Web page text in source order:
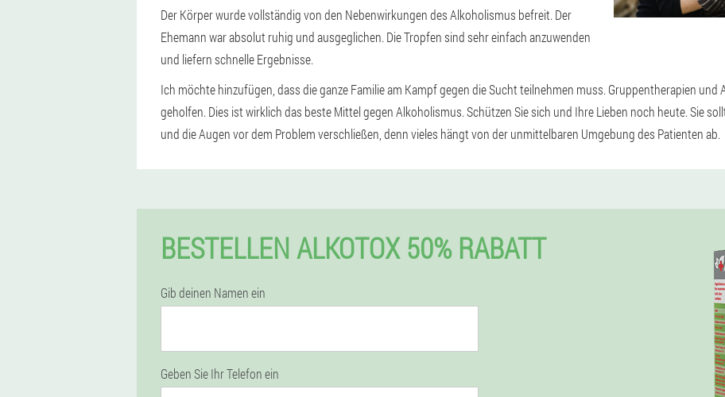
Der Körper wurde vollständig von den Nebenwirkungen des Alkoholismus befreit. Der
Ehemann war absolut ruhig und ausgeglichen. Die Tropfen sind sehr einfach anzuwenden
und liefern schnelle Ergebnisse.
Ich möchte hinzufügen, dass die ganze Familie am Kampf gegen die Sucht teilnehmen muss. Gruppentherapien
geholfen. Dies ist wirklich das beste Mittel gegen Alkoholismus. Schützen Sie sich und Ihre Lieben noch heute. Sie
und die Augen vor dem Problem verschließen, denn vieles hängt von der unmittelbaren Umgebung des Patienten ab.
BESTELLEN ALKOTOX 50% RABATT
Gib deinen Namen ein
Geben Sie Ihr Telefon ein